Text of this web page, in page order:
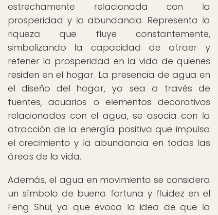
estrechamente relacionada con la
prosperidad y la abundancia. Representa la
riqueza que fluye constantemente,
simbolizando la capacidad de atraer y
retener la prosperidad en la vida de quienes
residen en el hogar. La presencia de agua en
el diseño del hogar, ya sea a través de
fuentes, acuarios o elementos decorativos
relacionados con el agua, se asocia con la
atracción de la energía positiva que impulsa
el crecimiento y la abundancia en todas las
áreas de la vida.
Además, el agua en movimiento se considera
un símbolo de buena fortuna y fluidez en el
Feng Shui, ya que evoca la idea de que la